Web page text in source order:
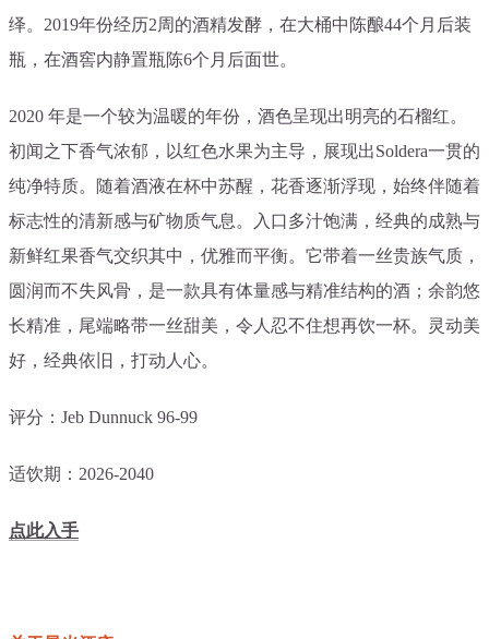
绎。2019年份经历2周的酒精发酵，在大桶中陈酿44个月后装
瓶，在酒窖内静置瓶陈6个月后面世。
2020 年是一个较为温暖的年份，酒色呈现出明亮的石榴红。
初闻之下香气浓郁，以红色水果为主导，展现出Soldera一贯的
纯净特质。随着酒液在杯中苏醒，花香逐渐浮现，始终伴随着
标志性的清新感与矿物质气息。入口多汁饱满，经典的成熟与
新鲜红果香气交织其中，优雅而平衡。它带着一丝贵族气质，
圆润而不失风骨，是一款具有体量感与精准结构的酒；余韵悠
长精准，尾端略带一丝甜美，令人 忍不住想再饮一杯。灵动美
好，经典依旧，打动人心。
评分：Jeb Dunnuck 96-99
适饮期：2026-2040
点此入手